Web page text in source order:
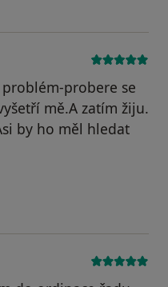
probere se
mě.A zatím žiju.
by ho měl hledat
Váš účet byl odstraněn